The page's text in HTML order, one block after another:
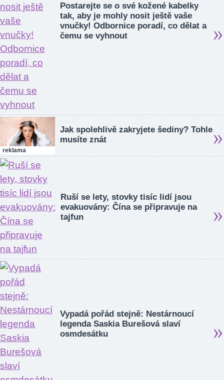
Postarejte se o své kožené kabelky
tak, aby je mohly nosit ještě vaše
vnučky! Odbornice poradí, co dělat a
čemu se vyhnout
reklama
Jak spolehlivě zakryjete šediny? Tohle
musíte znát
Ruší se lety, stovky tisíc lidí jsou
evakuovány: Čína se připravuje na
tajfun
Vypadá pořád stejně: Nestárnoucí
legenda Saskia Burešová slaví
osmdesátku